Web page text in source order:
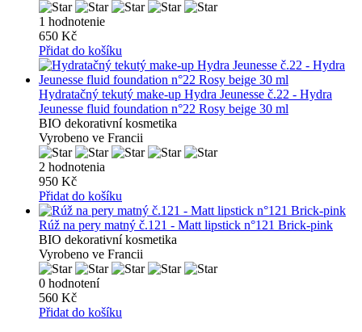
1 hodnotenie
650 Kč
Přidat do košíku
Hydratačný tekutý make-up Hydra Jeunesse č.22 - Hydra
Jeunesse fluid foundation n°22 Rosy beige 30 ml
BIO dekorativní kosmetika
Vyrobeno ve Francii
2 hodnotenia
950 Kč
Přidat do košíku
Rúž na pery matný č.121 - Matt lipstick n°121 Brick-pink
BIO dekorativní kosmetika
Vyrobeno ve Francii
0 hodnotení
560 Kč
Přidat do košíku